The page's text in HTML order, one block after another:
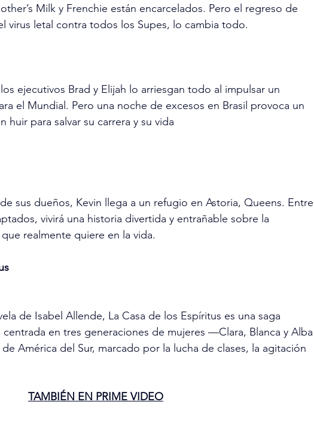
Milk y Frenchie están encarcelados. Pero el regreso de
virus letal contra todos los Supes, lo cambia todo.
ejecutivos Brad y Elijah lo arriesgan todo al impulsar un
el Mundial. Pero una noche de excesos en Brasil provoca un
huir para salvar su carrera y su vida
sus dueños, Kevin llega a un refugio en Astoria, Queens. Entre
vivirá una historia divertida y entrañable sobre la
realmente quiere en la vida.
de Isabel Allende, La Casa de los Espíritus es una saga
en tres generaciones de mujeres —Clara, Blanca y Alba
América del Sur, marcado por la lucha de clases, la agitación
TAMBIÉN EN PRIME VIDEO